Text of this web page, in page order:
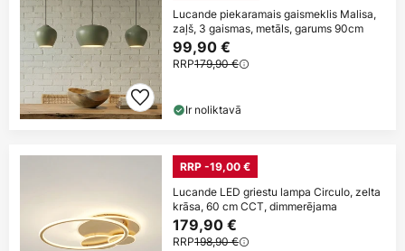
Lucande piekaramais gaismeklis Malisa,
zaļš, 3 gaismas, metāls, garums 90cm
99,90 €
RRP179,90 €
Ir noliktavā
RRP -19,00 €
Lucande LED griestu lampa Circulo, zelta
krāsa, 60 cm CCT, dimmerējama
179,90 €
RRP198,90 €